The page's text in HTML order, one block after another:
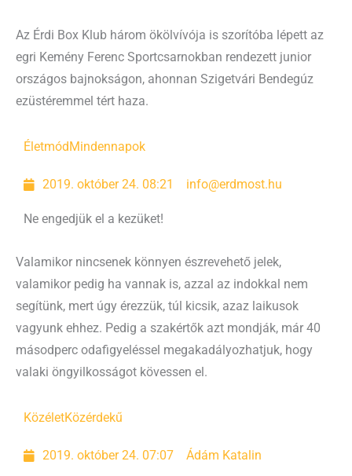
Az Érdi Box Klub három ökölvívója is szorítóba lépett az
egri Kemény Ferenc Sportcsarnokban rendezett junior
országos bajnokságon, ahonnan Szigetvári Bendegúz
ezüstéremmel tért haza.
Életmód Mindennapok
2019. október 24. 08:21 info@erdmost.hu
Ne engedjük el a kezüket!
Valamikor nincsenek könnyen észrevehető jelek,
valamikor pedig ha vannak is, azzal az indokkal nem
segítünk, mert úgy érezzük, túl kicsik, azaz laikusok
vagyunk ehhez. Pedig a szakértők azt mondják, már 40
másodperc odafigyeléssel megakadályozhatjuk, hogy
valaki öngyilkosságot kövessen el.
KözéletKözérdekű
2019. október 24. 07:07 Ádám Katalin